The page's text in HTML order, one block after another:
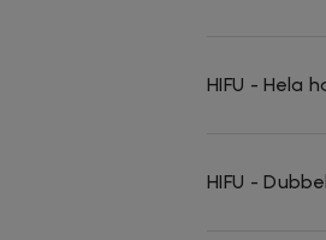
HIFU - Hela
HIFU -